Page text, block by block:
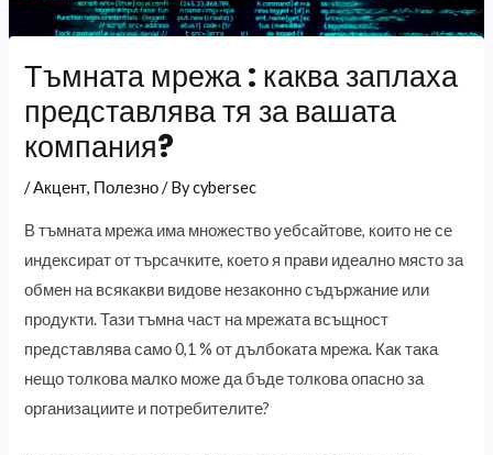
Тъмната мрежа : каква заплаха
представлява тя за вашата
компания?
/Акцент, Полезно/ Bycybersec
В тъмната мрежа има множество уебсайтове, които не се
индексират от търсачките, което я прави идеално място за
обмен на всякакви видове незаконно съдържание или
продукти. Тази тъмна част на мрежата всъщност
представлява само 0,1 % от дълбоката мрежа. Как така
нещо толкова малко може да бъде толкова опасно за
организациите и потребителите?